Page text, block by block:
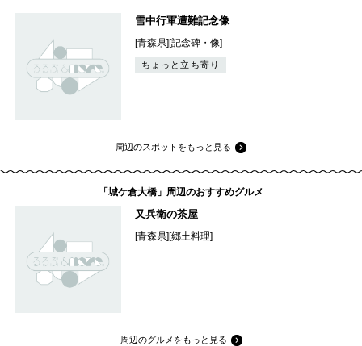
雪中行軍遭難記念像
[青森県][記念碑・像]
ちょっと立ち寄り
周辺のスポットをもっと見る
「城ケ倉大橋」周辺のおすすめグルメ
又兵衛の茶屋
[青森県][郷土料理]
周辺のグルメをもっと見る